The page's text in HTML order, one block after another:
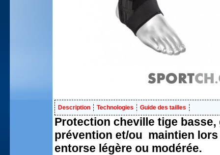
Description Technologies Guide des tailles
Protection cheville tige
prévention et/ou maintien
entorse légère ou modérée.